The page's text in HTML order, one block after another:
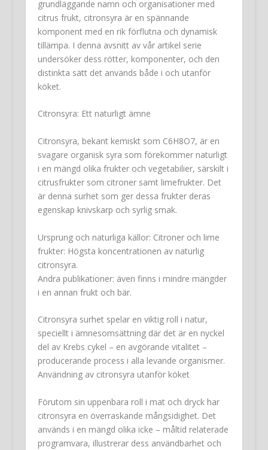
grundläggande namn och organisationer med
citrus frukt, citronsyra är en spännande
komponent med en rik förflutna och dynamisk
tillämpa. I denna avsnitt av vår artikel serie
undersöker dess rötter, komponenter, och den
distinkta sätt det används både i och utanför
köket.
Citronsyra: Ett naturligt ämne
Citronsyra, bekant kemiskt som C6H8O7, är en
svagare organisk syra som förekommer naturligt
i en mängd olika frukter och vegetabilier, särskilt i
citrusfrukter som citroner samt limefrukter. Det
är denna surhet som ger dessa frukter deras
egenskap knivskarp och syrlig smak.
Ursprung och naturliga källor: Citroner och lime
frukter: Högsta koncentrationen av naturlig
citronsyra.
Andra publikationer: även finns i mindre mängder
i en annan frukt och bär.
Citronsyra surhet spelar en viktig roll i natur,
speciellt i ämnesomsättning där det är en nyckel
del av Krebs cykel – en avgörande vitalitet –
producerande process i alla levande organismer.
Användning av citronsyra utanför köket
Förutom sin uppenbara roll i mat och dryck har
citronsyra en överraskande mångsidighet. Det
används i en mängd olika icke – måltid relaterade
programvara, illustrerar dess användbarhet och